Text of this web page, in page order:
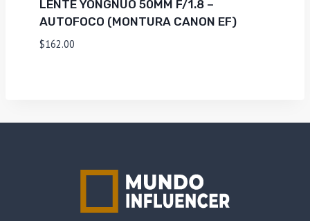
LENTE YONGNUO 50MM F/1.8 –
AUTOFOCO (MONTURA CANON EF)
$162.00